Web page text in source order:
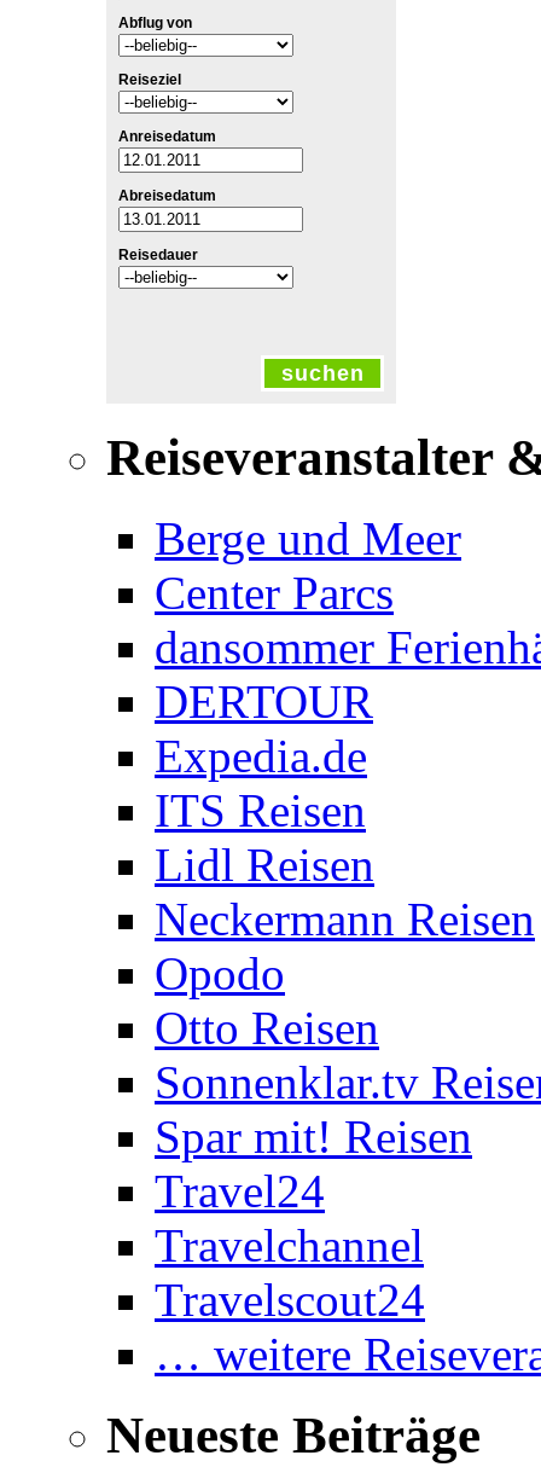
Abflug von
Reiseziel
Anreisedatum
Abreisedatum
Reisedauer
suchen
Reiseveranstalter
Berge und Meer
Center Parcs
dansommer
DERTOUR
Expedia.de
ITS Reisen
Lidl Reisen
Neckermann Reisen
Opodo
Otto Reisen
Sonnenklar.tv
Spar mit! Reisen
Travel24
Travelchannel
Travelscout24
… weitere
Neueste Beiträge